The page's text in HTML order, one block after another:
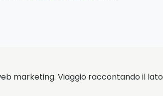
marketing. Viaggio raccontando il lato